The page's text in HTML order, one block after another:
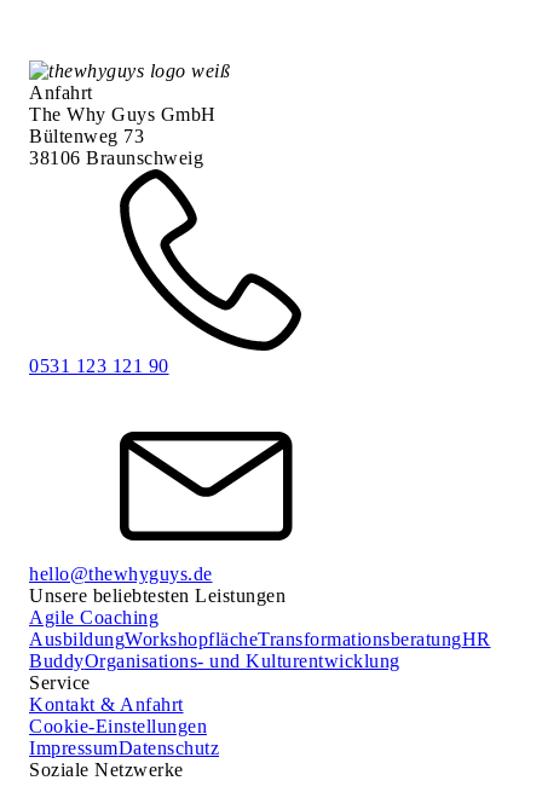
Anfahrt
The Why Guys GmbH
Bültenweg 73
38106 Braunschweig
0531 123 121 90
hello@thewhyguys.de
Unsere beliebtesten Leistungen
Agile Coaching
AusbildungWorkshopflächeTransformationsberatungHR
BuddyOrganisations- und Kulturentwicklung
Service
Kontakt & Anfahrt
Cookie-Einstellungen
ImpressumDatenschutz
Soziale Netzwerke